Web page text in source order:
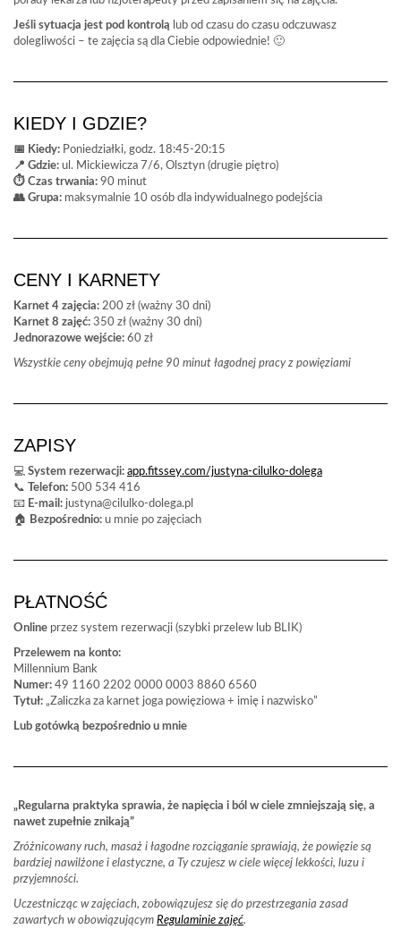
Jeśli sytuacja jest pod kontrolą lub od czasu do czasu odczuwasz
dolegliwości – te zajęcia są dla Ciebie odpowiednie! 🙂
KIEDY I GDZIE?
📅 Kiedy: Poniedziałki, godz. 18:45-20:15
📍 Gdzie: ul. Mickiewicza 7/6, Olsztyn (drugie piętro)
⏱️ Czas trwania: 90 minut
👥 Grupa: maksymalnie 10 osób dla indywidualnego podejścia
CENY I KARNETY
Karnet 4 zajęcia: 200 zł (ważny 30 dni)
Karnet 8 zajęć: 350 zł (ważny 30 dni)
Jednorazowe wejście: 60 zł
Wszystkie ceny obejmują pełne 90 minut łagodnej pracy z powięziami
ZAPISY
💻 System rezerwacji: app.fitssey.com/justyna-cilulko-dolega
📞 Telefon: 500 534 416
📧 E-mail: justyna@cilulko-dolega.pl
🏠 Bezpośrednio: u mnie po zajęciach
PŁATNOŚĆ
Online przez system rezerwacji (szybki przelew lub BLIK)
Przelewem na konto:
Millennium Bank
Numer: 49 1160 2202 0000 0003 8860 6560
Tytuł: „Zaliczka za karnet joga powięziowa + imię i nazwisko”
Lub gotówką bezpośrednio u mnie
„Regularna praktyka sprawia, że napięcia i ból w ciele zmniejszają się, a
nawet zupełnie znikają”
Zróżnicowany ruch, masaż i łagodne rozciąganie sprawiają, że powięzie są
bardziej nawilżone i elastyczne, a Ty czujesz w ciele więcej lekkości, luzu i
przyjemności.
Uczestnicząc w zajęciach, zobowiązujesz się do przestrzegania zasad
zawartych w obowiązującym Regulaminie zajęć.